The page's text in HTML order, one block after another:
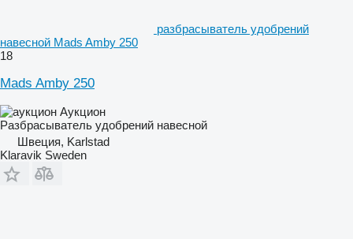
разбрасыватель удобрений
навесной Mads Amby 250
18
Mads Amby 250
Аукцион
Разбрасыватель удобрений навесной
Швеция, Karlstad
Klaravik Sweden